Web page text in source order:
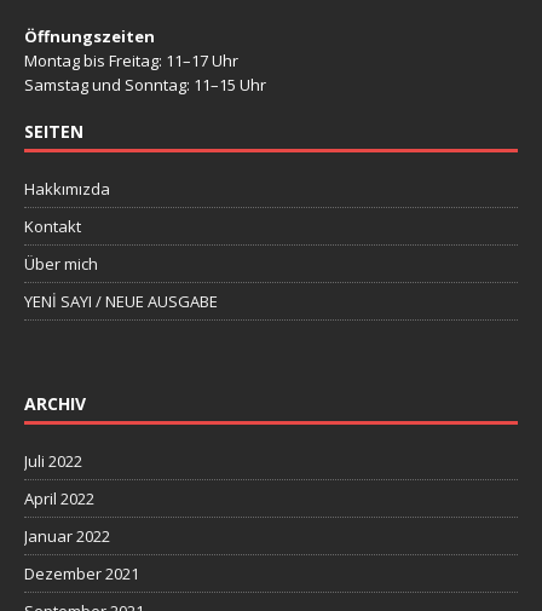
Öffnungszeiten
Montag bis Freitag: 11–17 Uhr
Samstag und Sonntag: 11–15 Uhr
SEITEN
Hakkımızda
Kontakt
Über mich
YENİ SAYI / NEUE AUSGABE
ARCHIV
Juli 2022
April 2022
Januar 2022
Dezember 2021